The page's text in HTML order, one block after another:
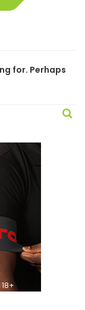
i
for. Perhaps